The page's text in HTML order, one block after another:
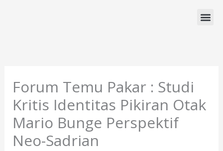
Forum Temu Pakar : Studi
Kritis Identitas Pikiran Otak
Mario Bunge Perspektif
Neo-Sadrian